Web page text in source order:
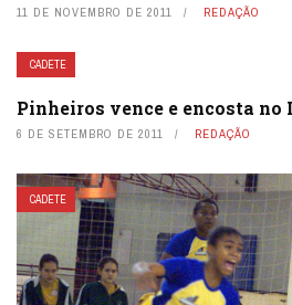
11 DE NOVEMBRO DE 2011 REDAÇÃO
CADETE
Pinheiros vence e encosta no
6 DE SETEMBRO DE 2011 REDAÇÃO
CADETE